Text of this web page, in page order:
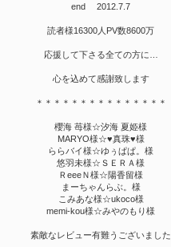
end 2012.7.7
読者様16300人PV数8600万
応援して下さる全ての方に…
心を込めて感謝致します
＊＊＊＊＊＊＊＊＊＊＊＊＊＊＊
櫻海 苺様☆汐海 夏姫様
MARYO様☆♥真珠♥様
ららバイ様☆ゆぅぱぱ。様
悠羽未様☆ＳＥＲＡ様
ＲeeeＮ様☆陽香留様
まーちゃんらぶ。様
こみあな様☆ukoco様
memi-kou様☆みやのもり様
素敵なレビュー有難うございました